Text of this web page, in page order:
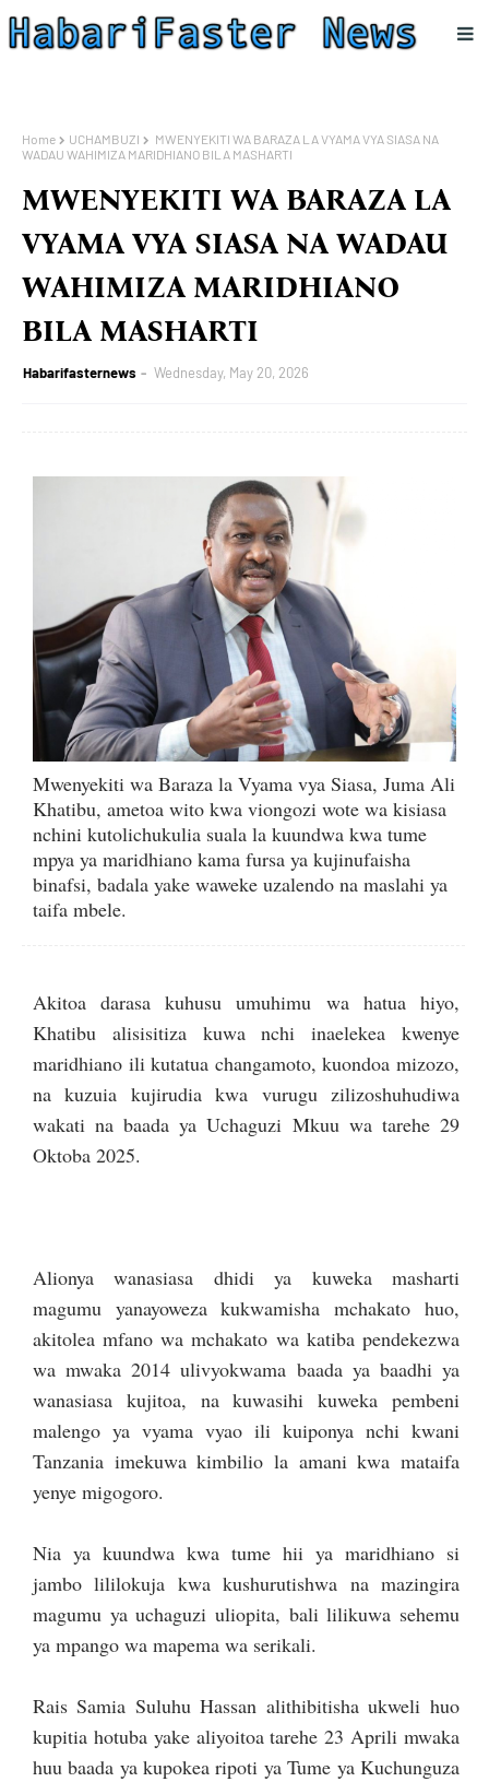
Home UCHAMBUZI
MWENYEKITI WA BARAZA LA VYAMA VYA SIASA NA
WADAU WAHIMIZA MARIDHIANO BILA MASHARTI
MWENYEKITI WA BARAZA LA
VYAMA VYA SIASA NA WADAU
WAHIMIZA MARIDHIANO
BILA MASHARTI
Habarifasternews Wednesday, May 20, 2026
Mwenyekiti wa Baraza la Vyama vya Siasa, Juma Ali
Khatibu, ametoa wito kwa viongozi wote wa kisiasa
nchini kutolichukulia suala la kuundwa kwa tume
mpya ya maridhiano kama fursa ya kujinufaisha
binafsi, badala yake waweke uzalendo na maslahi ya
taifa mbele.
Akitoa darasa kuhusu umuhimu wa hatua hiyo,
Khatibu alisisitiza kuwa nchi inaelekea kwenye
maridhiano ili kutatua changamoto, kuondoa mizozo,
na kuzuia kujirudia kwa vurugu zilizoshuhudiwa
wakati na baada ya Uchaguzi Mkuu wa tarehe 29
Oktoba 2025.
Alionya wanasiasa dhidi ya kuweka masharti
magumu yanayoweza kukwamisha mchakato huo,
akitolea mfano wa mchakato wa katiba pendekezwa
wa mwaka 2014 ulivyokwama baada ya baadhi ya
wanasiasa kujitoa, na kuwasihi kuweka pembeni
malengo ya vyama vyao ili kuiponya nchi kwani
Tanzania imekuwa kimbilio la amani kwa mataifa
yenye migogoro.
Nia ya kuundwa kwa tume hii ya maridhiano si
jambo lililokuja kwa kushurutishwa na mazingira
magumu ya uchaguzi uliopita, bali lilikuwa sehemu
ya mpango wa mapema wa serikali.
Rais Samia Suluhu Hassan alithibitisha ukweli huo
kupitia hotuba yake aliyoitoa tarehe 23 Aprili mwaka
huu baada ya kupokea ripoti ya Tume ya Kuchunguza